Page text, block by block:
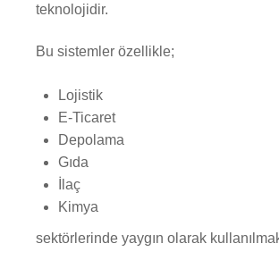
teknolojidir.
Bu sistemler özellikle;
Lojistik
E-Ticaret
Depolama
Gıda
İlaç
Kimya
sektörlerinde yaygın olarak